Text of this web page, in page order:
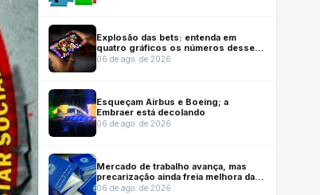
Explosão das bets: entenda em
quatro gráficos os números desse
mercado no Brasil
06 de ago. de 2026
Esqueçam Airbus e Boeing; a
Embraer está decolando
06 de ago. de 2026
Mercado de trabalho avança, mas
precarização ainda freia melhora das
condições de emprego, mostra
06 de ago. de 2026